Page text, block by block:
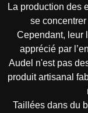
La production des
se
Cependant, leur
apprécié par
Audel n'est pas
produit artisanal
Taillées dans du